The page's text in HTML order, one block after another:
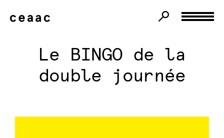
Le BINGO de la
double journée